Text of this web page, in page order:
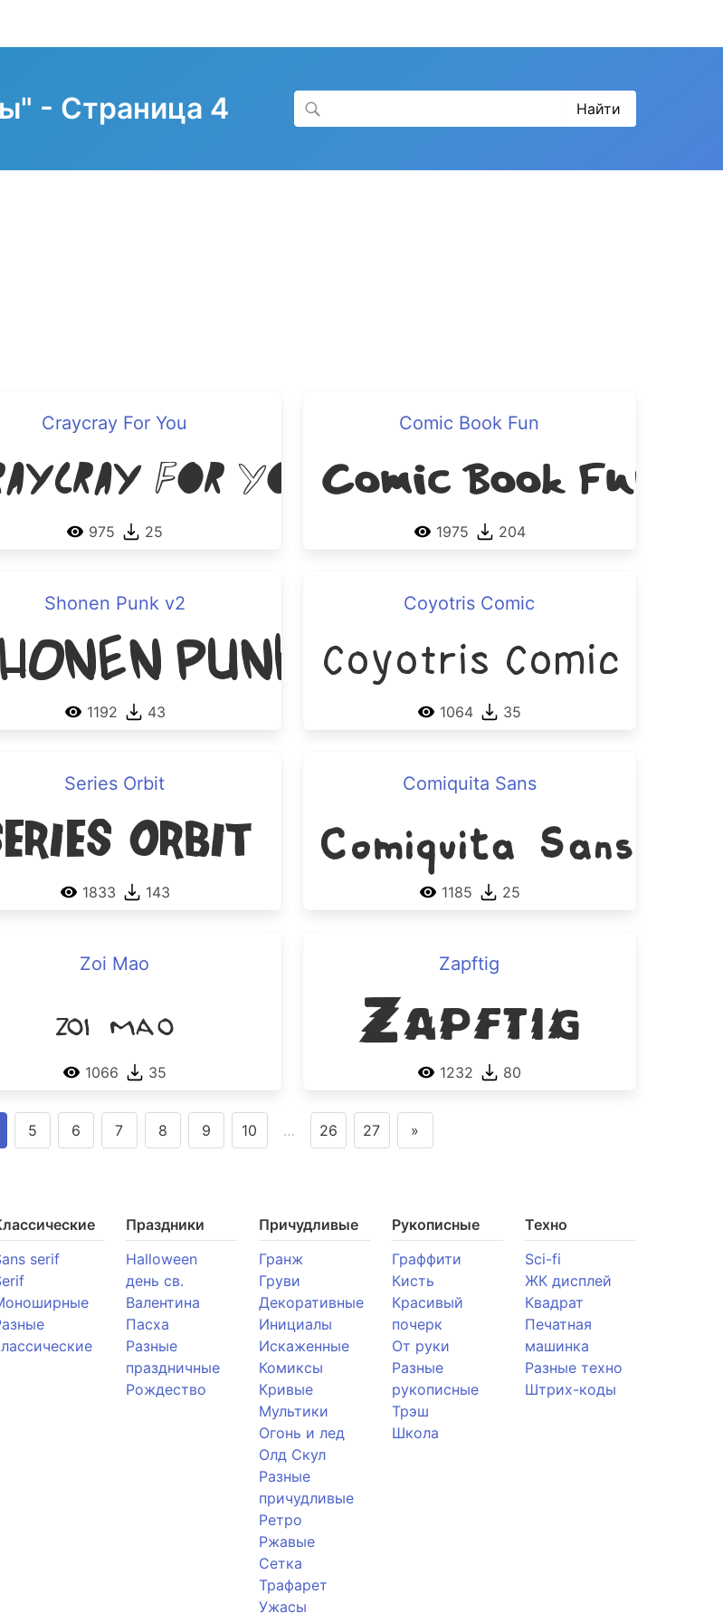
- Страница 4
Craycray For You
For You
975 25
Comic Book Fun
Comic Book Fun
1975 204
Shonen Punk v2
Punk v2
1192 43
Coyotris Comic
Coyotris Comic
1064 35
Series Orbit
Orbit
1833 143
Comiquita Sans
Comiquita Sans
1185 25
Zoi Mao
Zoi Mao
1066 35
Zapftig
Zapftig
1232 80
5 6 7 8 9 10 … 26 27 »
serif
Праздники
Halloween
день св.
Валентина
Пасха
Разные
праздничные
Рождество
Причудливые
Гранж
Груви
Декоративные
Инициалы
Искаженные
Комиксы
Кривые
Мультики
Огонь и лед
Олд Скул
Разные
причудливые
Ретро
Ржавые
Сетка
Трафарет
Ужасы
Рукописные
Граффити
Кисть
Красивый
почерк
От руки
Разные
рукописные
Трэш
Школа
Техно
Sci-fi
ЖК дисплей
Квадрат
Печатная
машинка
Разные техно
Штрих-коды